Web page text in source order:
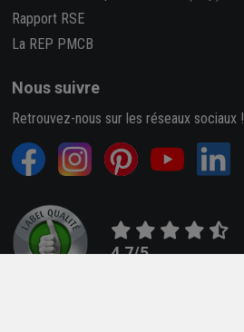
Rapport RSE
La REP PMCB
Nous suivre
Retrouvez-nous sur les réseaux sociaux !
4,7/5